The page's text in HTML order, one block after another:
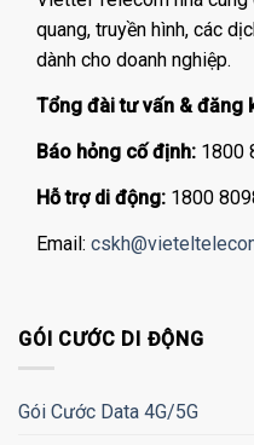
quang, truyền hình, các
dành cho doanh nghiệp.
Tổng đài tư vấn & đăng
Báo hỏng cố định: 1800
Hỗ trợ di động: 1800
Email:
GÓI CƯỚC DI ĐỘNG
Gói Cước Data 4G/5G